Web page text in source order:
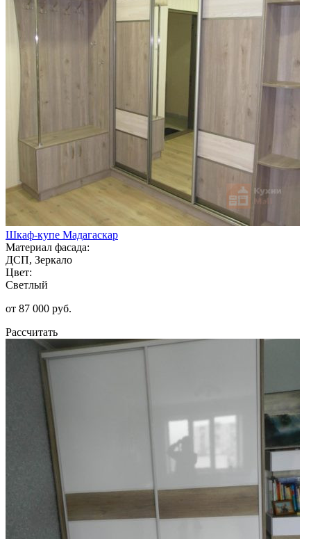
Шкаф-купе Мадагаскар
Материал фасада:
ДСП, Зеркало
Цвет:
Светлый
от 87 000 руб.
Рассчитать